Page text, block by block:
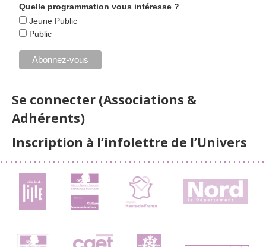
Quelle programmation vous intéresse ?
Jeune Public
Public
Se connecter (Associations &
Adhérents)
Inscription à l’infolettre de l’Univers